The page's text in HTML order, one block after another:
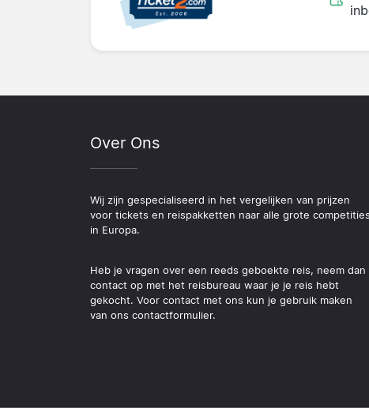
Over Ons
Wij zijn gespecialiseerd in het vergelijken van prijzen
voor tickets en reispakketten naar alle grote competities
in Europa.
Heb je vragen over een reeds geboekte reis, neem dan
contact op met het reisbureau waar je je reis hebt
gekocht. Voor contact met ons kun je gebruik maken
van ons contactformulier.